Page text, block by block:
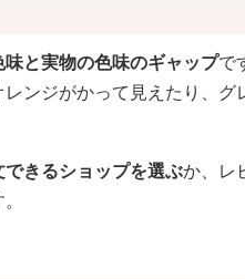
と実物の色味のギャップで
ンジがかって見えたり、
きるショップを選ぶか、レ